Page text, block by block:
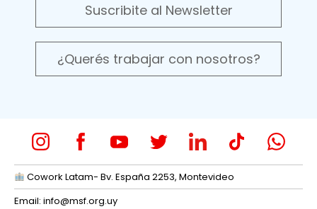
Suscribite al Newsletter
¿Querés trabajar con nosotros?
Cowork Latam- Bv. España 2253, Montevideo
Email: info@msf.org.uy